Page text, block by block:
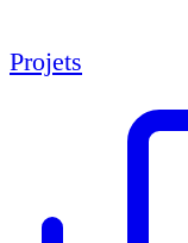
Projets